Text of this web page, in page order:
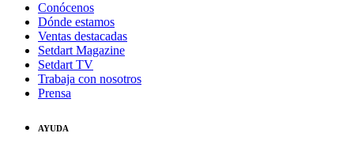
Conócenos
Dónde estamos
Ventas destacadas
Setdart Magazine
Setdart TV
Trabaja con nosotros
Prensa
AYUDA